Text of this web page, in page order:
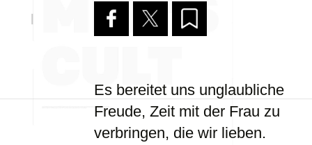
Es bereitet uns unglaubliche
Freude, Zeit mit der Frau zu
verbringen, die wir lieben.